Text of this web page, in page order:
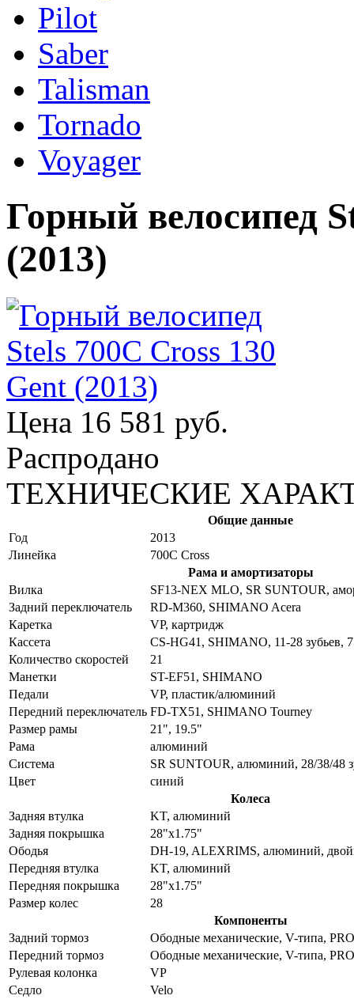
Pilot
Saber
Talisman
Tornado
Voyager
Горный велосипед
(2013)
Цена 16 581 руб.
Распродано
ТЕХНИЧЕСКИЕ
Общие данные
Год
2013
Линейка
700C Cross
Рама и амортизаторы
Вилка
SF13-NEX MLO, SR SUNTOUR,
Задний переключатель
RD-M360, SHIMANO Acera
Каретка
VP, картридж
Кассета
CS-HG41, SHIMANO, 11-28 зубьев,
Количество скоростей
21
Манетки
ST-EF51, SHIMANO
Педали
VP, пластик/алюминий
Передний переключатель FD-TX51, SHIMANO Tourney
Размер рамы
21", 19.5"
Рама
алюминий
Система
SR SUNTOUR, алюминий, 28/38/48
Цвет
синий
Колеса
Задняя втулка
KT, алюминий
Задняя покрышка
28"x1.75"
Ободья
DH-19, ALEXRIMS, алюминий,
Передняя втулка
KT, алюминий
Передняя покрышка
28"x1.75"
Размер колес
28
Компоненты
Задний тормоз
Ободные механические, V-типа,
Передний тормоз
Ободные механические, V-типа,
Рулевая колонка
VP
Седло
Velo